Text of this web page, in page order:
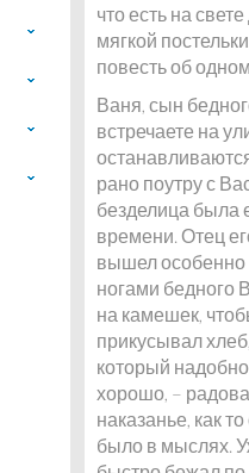
что есть на
мягкой
повесть об
Ваня, сын
встречаете на
рано поутру с
безделица была
времени. Отец
вышел особенно
ногами бедного
на камешек,
прикусывал
который надобно
хорошо, –
наказанье, как
было в мыслях.